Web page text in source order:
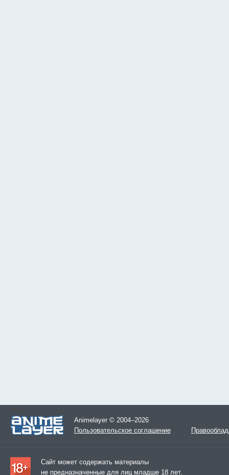
Animelayer © 2004–2026
Пользовательское соглашение
Сайт может содержать материалы
не предназначенные для лиц младше 18 лет.